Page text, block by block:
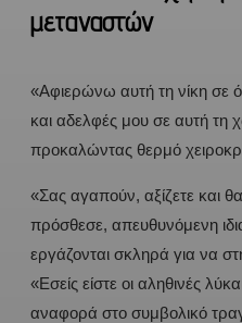
μεταναστών
«Αφιερώνω αυτή τη νίκη σε
και αδελφές μου σε αυτή
προκαλώντας θερμό
«Σας αγαπούν, αξίζετε και
πρόσθεσε, απευθυνόμενη
εργάζονται σκληρά για να
«Εσείς είστε οι αληθινές
αναφορά στο συμβολικό